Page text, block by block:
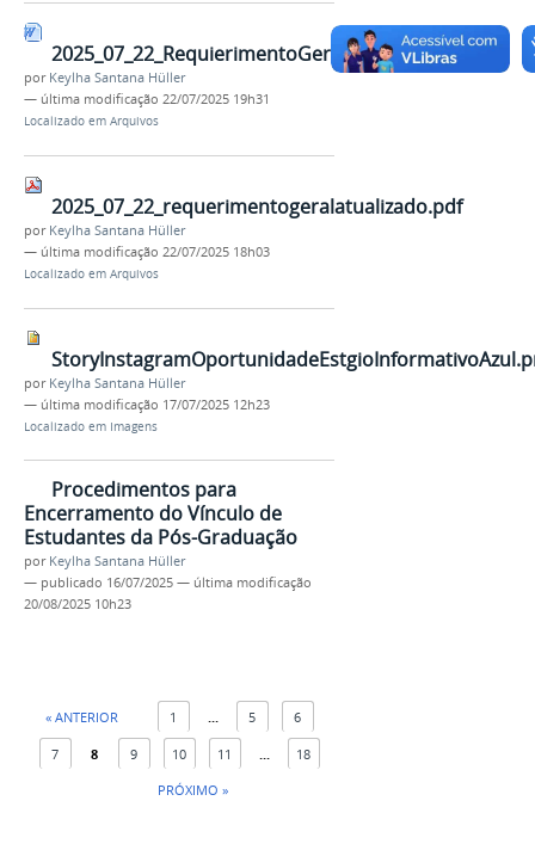
2025_07_22_RequierimentoGeralatualizado.docx
por Keylha Santana Hüller
— última modificação 22/07/2025 19h31
Localizado em Arquivos
2025_07_22_requerimentogeralatualizado.pdf
por Keylha Santana Hüller
— última modificação 22/07/2025 18h03
Localizado em Arquivos
por Keylha Santana Hüller
— última modificação 17/07/2025 12h23
Localizado em Imagens
Procedimentos para
Encerramento do Vínculo de
Estudantes da Pós-Graduação
por Keylha Santana Hüller
— publicado 16/07/2025 — última modificação
20/08/2025 10h23
« ANTERIOR 1 ... 5 6
7 8 9 10 11 ...
18
PRÓXIMO »